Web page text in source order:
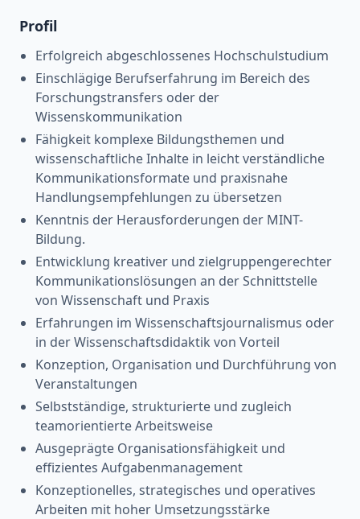
Profil
Erfolgreich abgeschlossenes Hochschulstudium
Einschlägige Berufserfahrung im Bereich des
Forschungstransfers oder der
Wissenskommunikation
Fähigkeit komplexe Bildungsthemen und
wissenschaftliche Inhalte in leicht verständliche
Kommunikationsformate und praxisnahe
Handlungsempfehlungen zu übersetzen
Kenntnis der Herausforderungen der MINT-
Bildung.
Entwicklung kreativer und zielgruppengerechter
Kommunikationslösungen an der Schnittstelle
von Wissenschaft und Praxis
Erfahrungen im Wissenschaftsjournalismus oder
in der Wissenschaftsdidaktik von Vorteil
Konzeption, Organisation und Durchführung von
Veranstaltungen
Selbstständige, strukturierte und zugleich
teamorientierte Arbeitsweise
Ausgeprägte Organisationsfähigkeit und
effizientes Aufgabenmanagement
Konzeptionelles, strategisches und operatives
Arbeiten mit hoher Umsetzungsstärke